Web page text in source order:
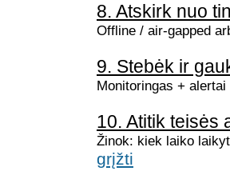
8. Atskirk nuo
Offline / air-gapped
9. Stebėk ir
Monitoringas +
10. Atitik teisės
Žinok: kiek laiko
grįžti